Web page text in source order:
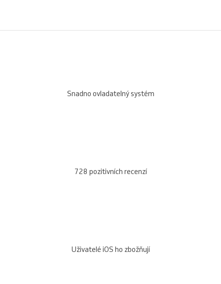
Snadno ovladatelný systém
728 pozitivních recenzí
Uživatelé iOS ho zbožňují